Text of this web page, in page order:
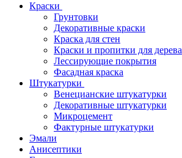
Краски
Грунтовки
Декоративные краски
Краска для стен
Краски и пропитки для дерева
Лессирующие покрытия
Фасадная краска
Штукатурки
Венецианские штукатурки
Декоративные штукатурки
Микроцемент
Фактурные штукатурки
Эмали
Анисептики